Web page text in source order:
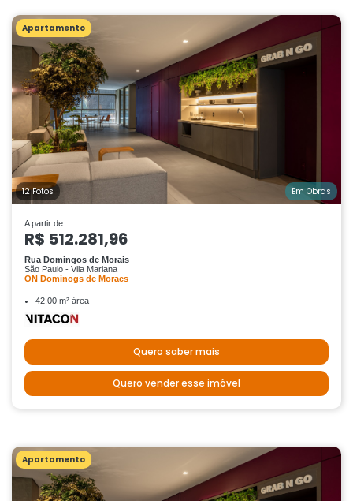
Apartamento
12 Fotos Em Obras
A partir de
R$ 512.281,96
Rua Domingos de Morais
São Paulo - Vila Mariana
ON Dominogs de Moraes
42.00 m² área
Quero saber mais
Quero vender esse imóvel
Apartamento